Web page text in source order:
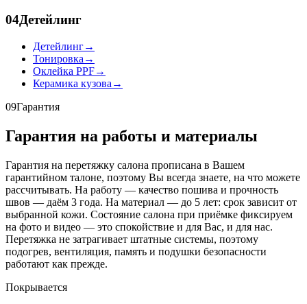
04Детейлинг
Детейлинг→
Тонировка →
Оклейка PPF→
Керамика кузова →
09Гарантия
Гарантия на работы и материалы
Гарантия на перетяжку салона прописана в Вашем
гарантийном талоне, поэтому Вы всегда знаете, на что можете
рассчитывать. На работу — качество пошива и прочность
швов — даём 3 года. На материал — до 5 лет: срок зависит от
выбранной кожи. Состояние салона при приёмке фиксируем
на фото и видео — это спокойствие и для Вас, и для нас.
Перетяжка не затрагивает штатные системы, поэтому
подогрев, вентиляция, память и подушки безопасности
работают как прежде.
Покрывается